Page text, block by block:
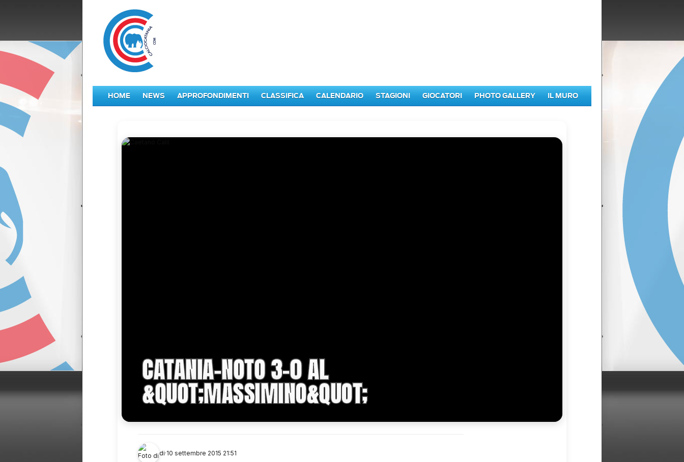
HOME NEWS APPROFONDIMENTI CLASSIFICA CALENDARIO STAGIONI GIOCATORI PHOTO GALLERY IL MURO
CATANIA-NOTO 3-0 AL
&QUOT;MASSIMINO&QUOT;
di·10 settembre 2015 21:51